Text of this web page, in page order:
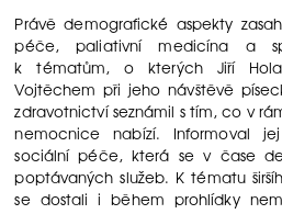
Právě demografické aspekty
péče, paliativní medicína a
k tématům, o kterých Jiří
Vojtěchem při jeho návštěvě
zdravotnictví seznámil s tím, co v
nemocnice nabízí. Informoval
sociální péče, která se v čase
poptávaných služeb. K tématu
se dostali i během prohlídky